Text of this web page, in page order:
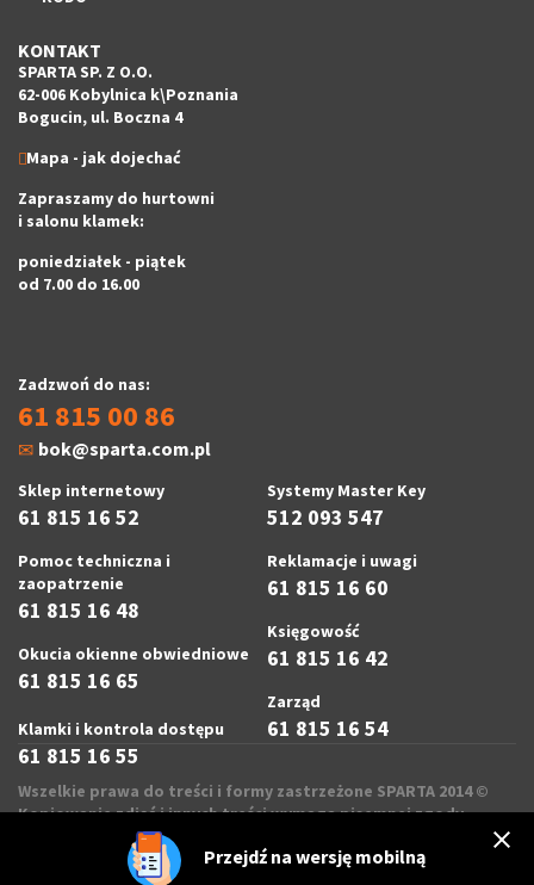
KONTAKT
SPARTA SP. Z O.O.
62-006 Kobylnica k\Poznania
Bogucin, ul. Boczna 4
Mapa - jak dojechać
Zapraszamy do hurtowni
i salonu klamek:
poniedziałek - piątek
od 7.00 do 16.00
Zadzwoń do nas:
61 815 00 86
bok@sparta.com.pl
Sklep internetowy
61 815 16 52
Pomoc techniczna i
zaopatrzenie
61 815 16 48
Okucia okienne obwiedniowe
61 815 16 65
Klamki i kontrola dostępu
61 815 16 55
Systemy Master Key
512 093 547
Reklamacje i uwagi
61 815 16 60
Księgowość
61 815 16 42
Zarząd
61 815 16 54
Wszelkie prawa do treści i formy zastrzeżone SPARTA 2014 ©
Kopiowanie zdjęć i innych treści wymaga pisemnej zgody
Sparta sp. z o.o.
realizacja
Przejdź nawersję mobilną